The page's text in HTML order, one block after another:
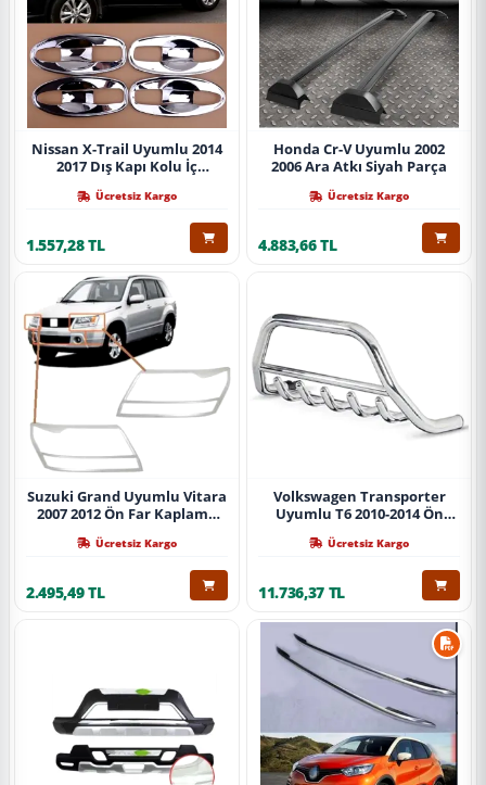
Nissan X-Trail Uyumlu 2014
2017 Dış Kapı Kolu İç
Ücretsiz Kargo
1.557,28 TL
Honda Cr-V Uyumlu 2002
2006 Ara Atkı Siyah Parça
Ücretsiz Kargo
4.883,66 TL
Suzuki Grand Uyumlu Vitara
2007 2012 Ön Far Kaplama
Ücretsiz Kargo
2.495,49 TL
Volkswagen Transporter
Uyumlu T6 2010-2014 Ön
Çelik Krom
Ücretsiz Kargo
11.736,37 TL